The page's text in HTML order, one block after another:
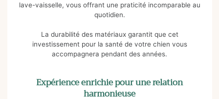
lave-vaisselle, vous offrant une praticité incomparable au
quotidien.
La durabilité des matériaux garantit que cet
investissement pour la santé de votre chien vous
accompagnera pendant des années.
Expérience enrichie pour une relation
harmonieuse